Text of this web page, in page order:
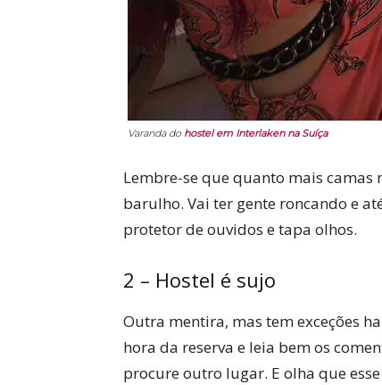
Varanda do hostel em Interlaken na Suíça
Lembre-se que quanto mais
barulho. Vai ter gente roncando e
protetor de ouvidos e tapa olhos.
2 – Hostel é sujo
Outra mentira, mas tem exceções
hora da reserva e leia bem os
procure outro lugar. E olha que